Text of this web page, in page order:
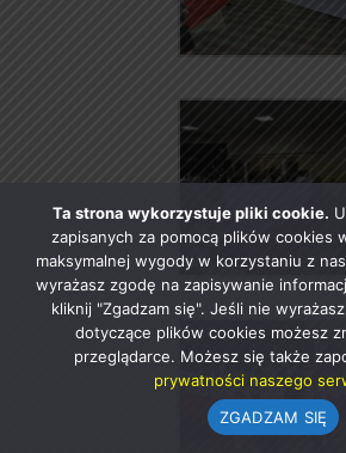
Ta strona wykorzystuje pliki cookie.
zapisanych za pomocą plików cookies
maksymalnej wygody w korzystaniu z
wyrażasz zgodę na zapisywanie
kliknij "Zgadzam się". Jeśli nie
dotyczące plików cookies możesz
przeglądarce. Możesz się także
prywatności naszego
ZGADZAM SIĘ